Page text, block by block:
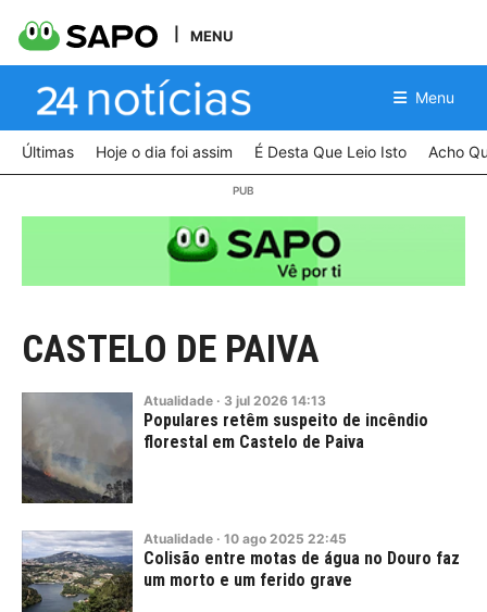
MENU
Menu
Últimas Hoje o dia foi assim É Desta Que Leio Isto Acho
CASTELO DE PAIVA
Atualidade · 3 jul 2026 14:13
Populares retêm suspeito de incêndio
florestal em Castelo de Paiva
Atualidade · 10 ago 2025 22:45
Colisão entre motas de água no Douro faz
um morto e um ferido grave